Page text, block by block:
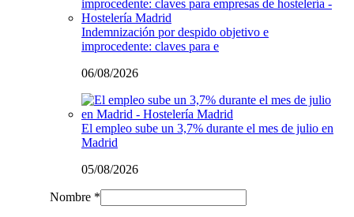
Indemnización por despido objetivo e
improcedente: claves para e
06/08/2026
El empleo sube un 3,7% durante el mes de julio en
Madrid
05/08/2026
Nombre *